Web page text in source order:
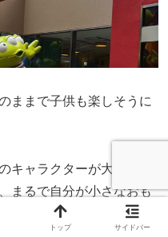
ままで子供も楽しそうに
キャラクターが大きなフ
まるで自分が小さなおも
ます
トップ サイドバー